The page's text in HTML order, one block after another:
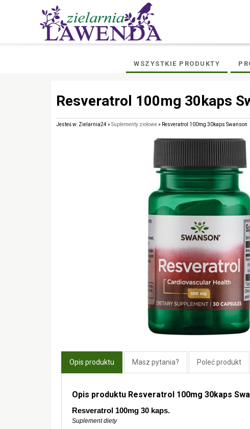
WSZYSTKIE PRODUKTY
Resveratrol 100mg 30kaps
Jesteś w: Zielarnia24 »Suplementy ziołowe» Resveratrol 100mg 30kaps Swanson
Opis produktu Masz pytania? Poleć produkt
Opis produktu Resveratrol 100mg 30kaps
Resveratrol 100mg 30 kaps.
Suplement diety